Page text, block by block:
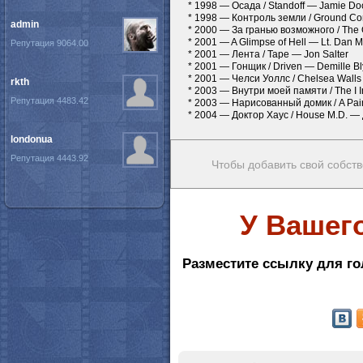
* 1998 — Осада / Standoff — Jamie
* 1998 — Контроль земли / Ground
* 2000 — За гранью возможного /
* 2001 — A Glimpse of Hell — Lt. Dan
* 2001 — Лента / Tape — Jon Salter
* 2001 — Гонщик / Driven — Demille
* 2001 — Челси Уоллс / Chelsea
* 2003 — Внутри моей памяти / The I
* 2003 — Нарисованный домик / A
* 2004 — Доктор Хаус / House M.D. —
Чтобы добавить свой
У
Разместите ссылку для
admin
Репутация 9064.00
rkth
Репутация 4483.42
londonua
Репутация 4443.92